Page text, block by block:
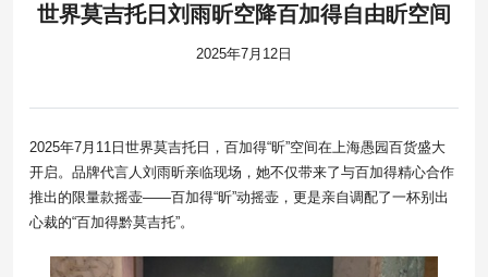
世界莫吉托日刘雨昕空降百加得自由盺空间
2025年7月12日
2025年7月11日世界莫吉托日，百加得“昕”空间在上海愚园百货盛大
开启。品牌代言人刘雨昕亲临现场，她不仅带来了与百加得精心合作
推出的限量款摇壶——百加得“昕”动摇壶，更是亲自调配了一杯别出
心裁的“百加得黔莫吉托”。